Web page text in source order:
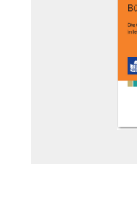
Zur Qualität von